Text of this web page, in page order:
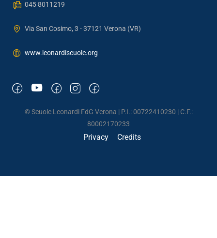
045 8011219
Via San Cosimo, 3 - 37121 Verona (VR)
www.leonardiscuole.org
© Scuole Leonardi FdG Verona | P.I.: 00722410230 | C.F.:
80002170233
Privacy Credits